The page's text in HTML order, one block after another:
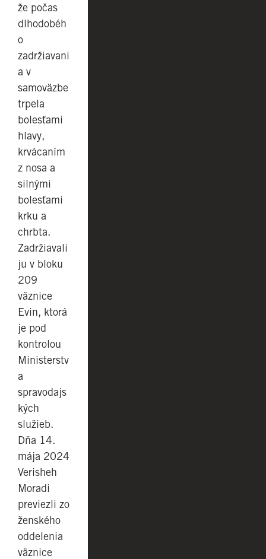
že počas
dlhodobéh
o
zadržiavani
a v
samoväzbe
trpela
bolesťami
hlavy,
krvácaním
z nosa a
silnými
bolesťami
krku a
chrbta.
Zadržiavali
ju v bloku
209
väznice
Evin, ktorá
je pod
kontrolou
Ministerstv
a
spravodajs
kých
služieb.
Dňa 14.
mája 2024
Verisheh
Moradi
previezli zo
ženského
oddelenia
väznice